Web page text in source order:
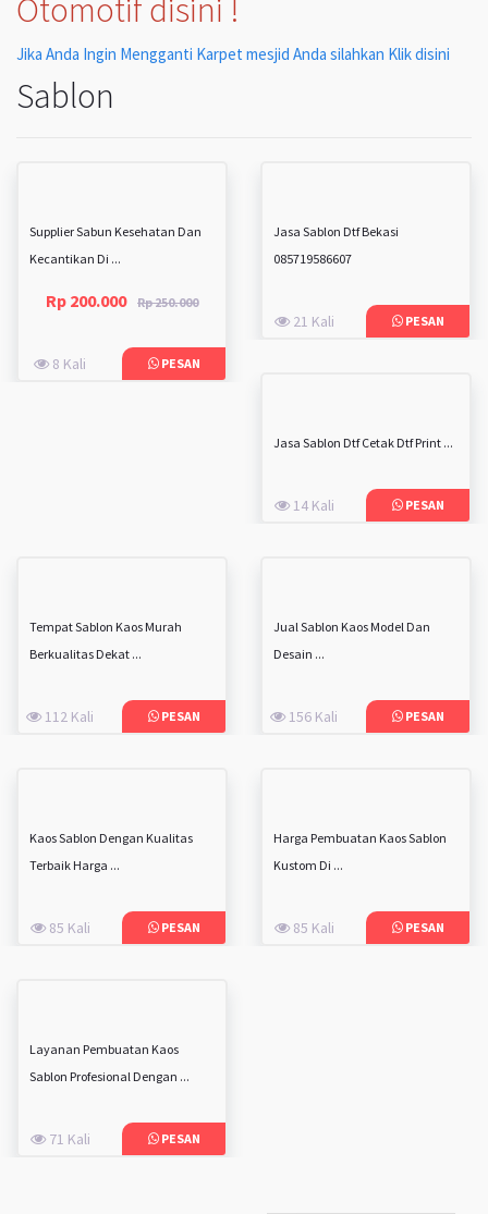
Otomotif disini !
Jika Anda Ingin Mengganti Karpet mesjid Anda silahkan Klik disini
Sablon
Supplier Sabun Kesehatan Dan
Kecantikan Di ...
Rp 200.000 Rp 250.000
8 Kali PESAN
Jasa Sablon Dtf Bekasi
085719586607
21 Kali PESAN
Jasa Sablon Dtf Cetak Dtf Print ...
14 Kali PESAN
Tempat Sablon Kaos Murah
Berkualitas Dekat ...
112 Kali PESAN
Jual Sablon Kaos Model Dan
Desain ...
156 Kali PESAN
Kaos Sablon Dengan Kualitas
Terbaik Harga ...
85 Kali PESAN
Harga Pembuatan Kaos Sablon
Kustom Di ...
85 Kali PESAN
Layanan Pembuatan Kaos
Sablon Profesional Dengan ...
71 Kali PESAN